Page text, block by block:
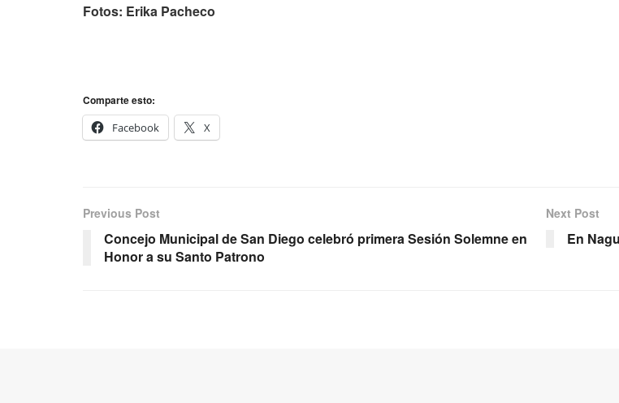
Fotos: Erika Pacheco
Comparte esto:
Facebook
X
Previous Post
Concejo Municipal de San Diego celebró primera Sesión Solemne en
Honor a su Santo Patrono
Next Post
En